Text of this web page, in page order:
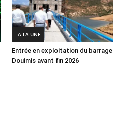
- A LA UNE
Entrée en exploitation du barrage
Douimis avant fin 2026